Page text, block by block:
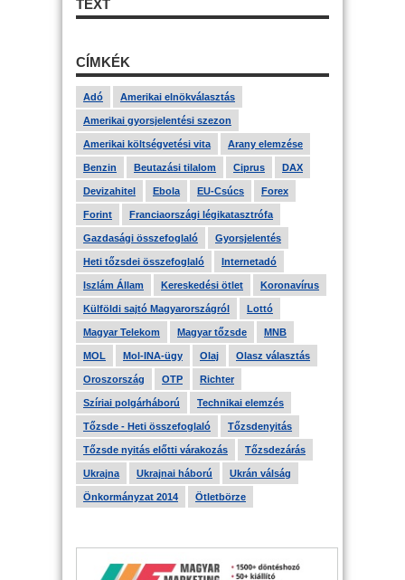
TEXT
CÍMKÉK
Adó Amerikai elnökválasztás
Amerikai gyorsjelentési szezon
Amerikai költségvetési vita Arany elemzése
Benzin Beutazási tilalom Ciprus DAX
Devizahitel Ebola EU-Csúcs Forex
Forint Franciaországi légikatasztrófa
Gazdasági összefoglaló Gyorsjelentés
Heti tőzsdei összefoglaló Internetadó
Iszlám Állam Kereskedési ötlet Koronavírus
Külföldi sajtó Magyarországról Lottó
Magyar Telekom Magyar tőzsde MNB
MOL Mol-INA-ügy Olaj Olasz választás
Oroszország OTP Richter
Szíriai polgárháború Technikai elemzés
Tőzsde - Heti összefoglaló Tőzsdenyitás
Tőzsde nyitás előtti várakozás Tőzsdezárás
Ukrajna Ukrajnai háború Ukrán válság
Önkormányzat 2014 Ötletbörze